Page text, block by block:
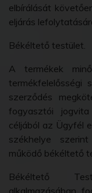
elbírálását
eljárás
Békéltető testület.
A termékek
termékfelelősségi
szerződés
fogyasztói
céljából az Ügyfél
székhelye
működő békéltető
Békéltető
alkalmazásában